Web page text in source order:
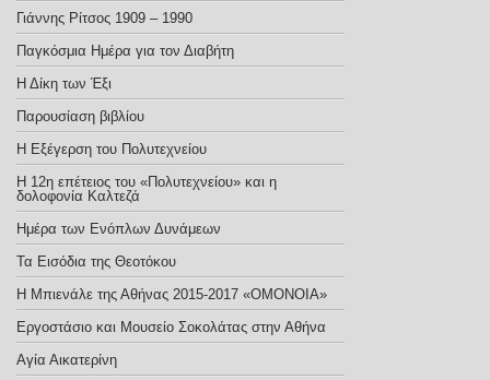
Γιάννης Ρίτσος 1909 – 1990
Παγκόσμια Ημέρα για τον Διαβήτη
Η Δίκη των Έξι
Παρουσίαση βιβλίου
Η Εξέγερση του Πολυτεχνείου
Η 12η επέτειος του «Πολυτεχνείου» και η
δολοφονία Καλτεζά
Ημέρα των Ενόπλων Δυνάμεων
Τα Εισόδια της Θεοτόκου
Η Μπιενάλε της Αθήνας 2015-2017 «ΟΜΟΝΟΙΑ»
Εργοστάσιο και Μουσείο Σοκολάτας στην Αθήνα
Αγία Αικατερίνη